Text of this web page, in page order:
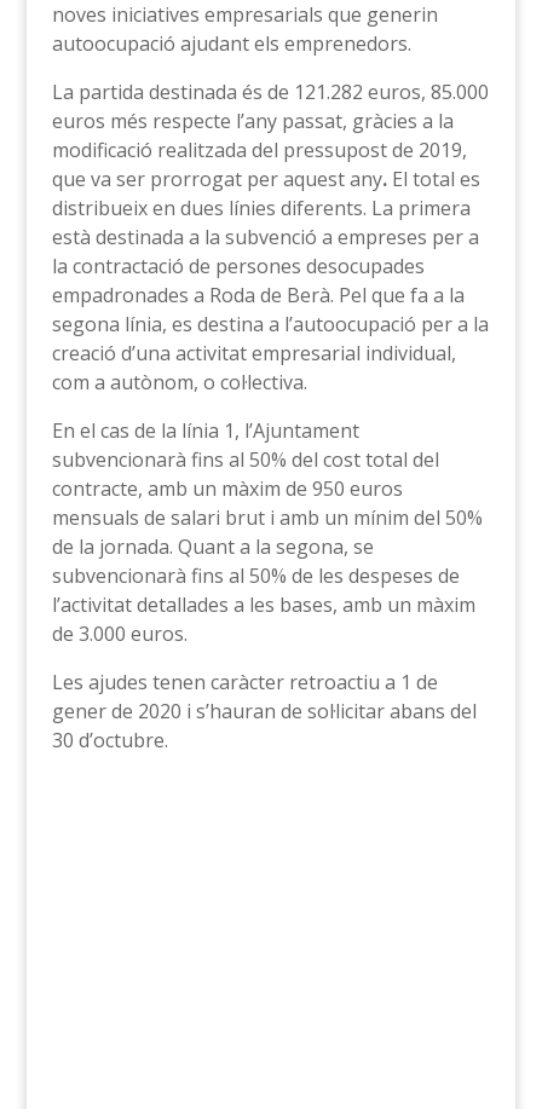
noves iniciatives empresarials que generin
autoocupació ajudant els emprenedors.
La partida destinada és de 121.282 euros, 85.000
euros més respecte l’any passat, gràcies a la
modificació realitzada del pressupost de 2019,
que va ser prorrogat per aquest any. El total es
distribueix en dues línies diferents. La primera
està destinada a la subvenció a empreses per a
la contractació de persones desocupades
empadronades a Roda de Berà. Pel que fa a la
segona línia, es destina a l’autoocupació per a la
creació d’una activitat empresarial individual,
com a autònom, o col·lectiva.
En el cas de la línia 1, l’Ajuntament
subvencionarà fins al 50% del cost total del
contracte, amb un màxim de 950 euros
mensuals de salari brut i amb un mínim del 50%
de la jornada. Quant a la segona, se
subvencionarà fins al 50% de les despeses de
l’activitat detallades a les bases, amb un màxim
de 3.000 euros.
Les ajudes tenen caràcter retroactiu a 1 de
gener de 2020 i s’hauran de sol·licitar abans del
30 d’octubre.